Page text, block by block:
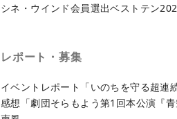
シネ・ウインド会員選出ベストテン
レポート・募集
イベントレポート「いのちを守る超連
感想「劇団そらもよう第1回本公演『